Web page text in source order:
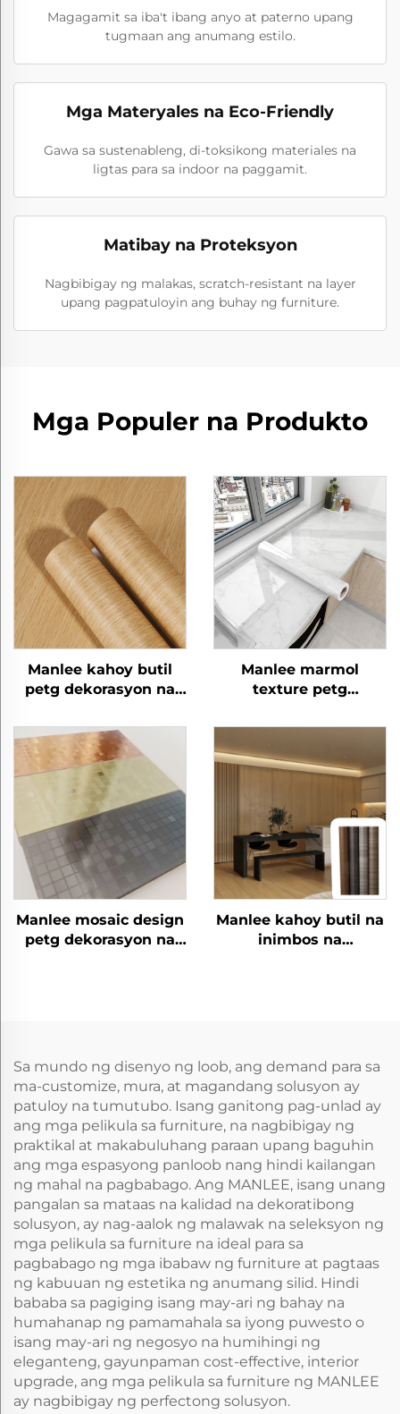
Magagamit sa iba't ibang anyo at paterno upang
tugmaan ang anumang estilo.
Mga Materyales na Eco-Friendly
Gawa sa sustenableng, di-toksikong materiales na
ligtas para sa indoor na paggamit.
Matibay na Proteksyon
Nagbibigay ng malakas, scratch-resistant na layer
upang pagpatuloyin ang buhay ng furniture.
Mga Populer na Produkto
Manlee kahoy butil
petg dekorasyon na
kasangkapan para sa
kahoy panel
Manlee marmol
texture petg
pelikula ng
kasangkapan para sa
kitchen canbinet
Manlee mosaic design
petg dekorasyon na
Manlee kahoy butil na
inimbos na
Sa mundo ng disenyo ng loob, ang demand para sa
ma-customize, mura, at magandang solusyon ay
patuloy na tumutubo. Isang ganitong pag-unlad ay
ang mga pelikula sa furniture, na nagbibigay ng
praktikal at makabuluhang paraan upang baguhin
ang mga espasyong panloob nang hindi kailangan
ng mahal na pagbabago. Ang MANLEE, isang unang
pangalan sa mataas na kalidad na dekoratibong
solusyon, ay nag-aalok ng malawak na seleksyon ng
mga pelikula sa furniture na ideal para sa
pagbabago ng mga ibabaw ng furniture at pagtaas
ng kabuuan ng estetika ng anumang silid. Hindi
bababa sa pagiging isang may-ari ng bahay na
humahanap ng pamamahala sa iyong puwesto o
isang may-ari ng negosyo na humihingi ng
eleganteng, gayunpaman cost-effective, interior
upgrade, ang mga pelikula sa furniture ng MANLEE
ay nagbibigay ng perfectong solusyon.